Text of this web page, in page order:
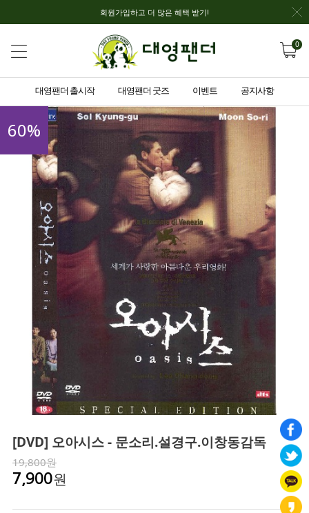
회원가입하고 더 많은 혜택 받기!
0
대영팬더 출시작 대영팬더 굿즈 이벤트 공지사항
60%
[DVD] 오아시스 - 문소리.설경구.이창동감독
19,800원
7,900원